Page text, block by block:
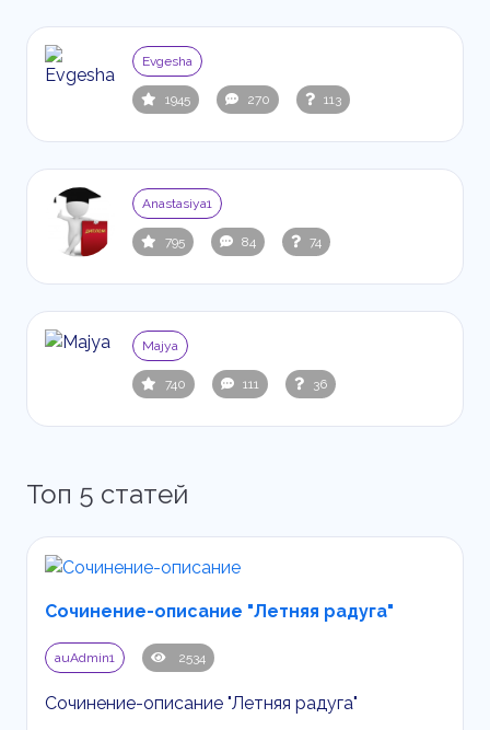
Evgesha
1945 270 113
Anastasiya1
795 84 74
Majya
740 111 36
Топ 5 статей
Сочинение-описание "Летняя радуга"
auAdmin1 2534
Сочинение-описание "Летняя радуга"